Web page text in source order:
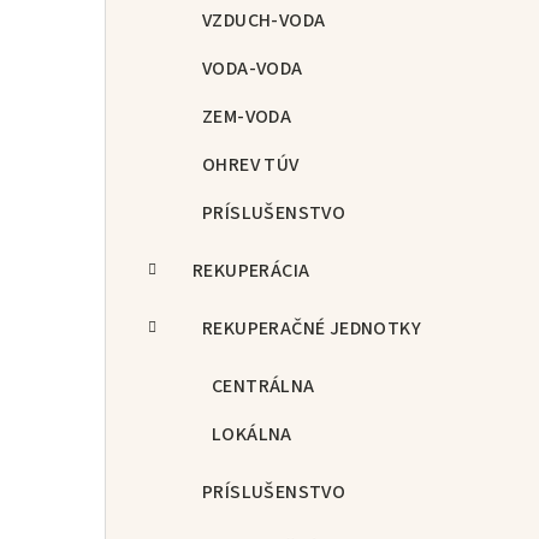
VZDUCH-VODA
VODA-VODA
ZEM-VODA
OHREV TÚV
PRÍSLUŠENSTVO
REKUPERÁCIA
REKUPERAČNÉ JEDNOTKY
CENTRÁLNA
LOKÁLNA
PRÍSLUŠENSTVO